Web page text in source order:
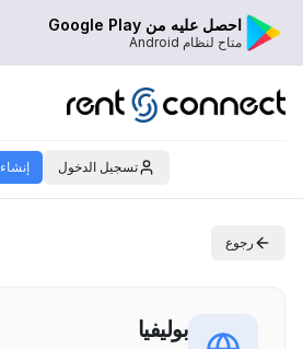
احصل عليه من Google Play
متاح لنظام Android
تسجيل الدخول
رجوع
بوليفيا